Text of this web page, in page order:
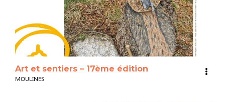
Art et sentiers – 17ème édition
MOULINES